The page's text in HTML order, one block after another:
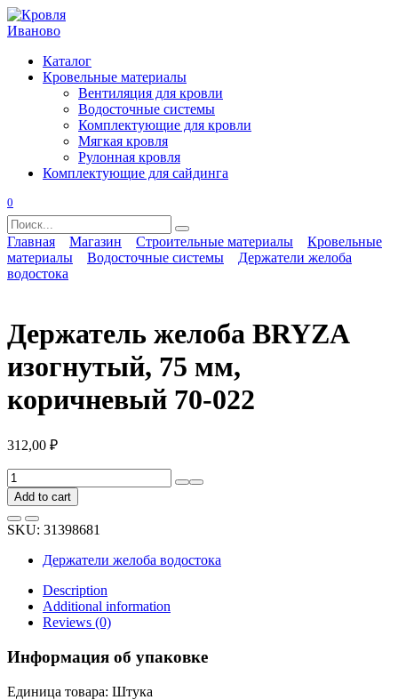
Перейти
к
Каталог
Кровельные материалы
Вентиляция для кровли
Водосточные системы
Комплектующие для кровли
Мягкая кровля
Рулонная кровля
Комплектующие для сайдинга
0
Search
for:
Главная Магазин Строительные материалы
Кровельные
материалы
Водосточные системы
Держатели желоба
водостока
Держатель желоба BRYZA
изогнутый, 75 мм,
коричневый 70-022
312,00 ₽
Держатель
желоба
BRYZA
изогнутый,
75
коричневый
quantity
Add to cart
SKU: 31398681
Держатели желоба водостока
Description
Additional information
Reviews (0)
Информация об упаковке
Единица товара: Штука